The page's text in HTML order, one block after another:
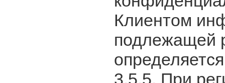
Клиентом
подлежащей
3.5.5. При